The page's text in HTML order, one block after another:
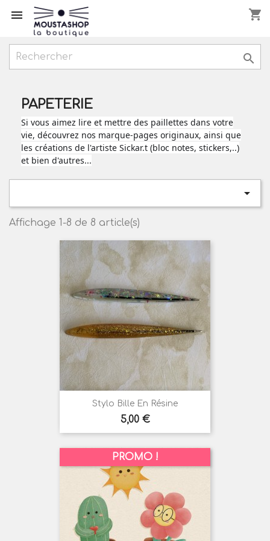
 shopping_cart

PAPETERIE
Si vous aimez lire et mettre des paillettes dans votre
vie, découvrez nos marque-pages originaux, ainsi que
les créations de l'artiste Sickar.t (bloc notes, stickers,..)
et bien d'autres...

Affichage 1-8 de 8 article(s)
Stylo Bille En Résine
Prix
5,00 €
PROMO !